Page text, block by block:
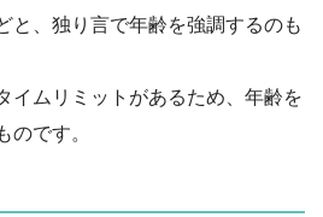
と、独り言で年齢を強調するのも
イムリミットがあるため、年齢を
のです。